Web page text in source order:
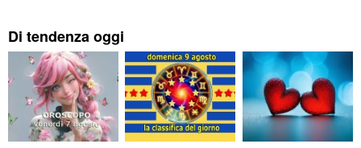
Di tendenza oggi